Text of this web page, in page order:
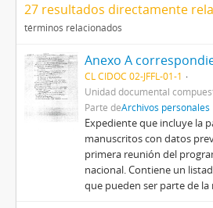
27 resultados directamente
términos relacionados
CL CIDOC 02-JFFL-01-1
Unidad documental
Parte deArchivos personales
Expediente que incluye la
manuscritos con datos
primera reunión del
nacional. Contiene un
que pueden ser parte de